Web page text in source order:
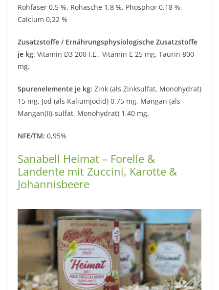
Rohfaser 0,5 %, Rohasche 1,8 %, Phosphor 0,18 %,
Calcium 0,22 %
Zusatzstoffe / Ernährungsphysiologische Zusatzstoffe
je kg: Vitamin D3 200 I.E., Vitamin E 25 mg, Taurin 800
mg.
Spurenelemente je kg: Zink (als Zinksulfat, Monohydrat)
15 mg, Jod (als Kaliumjodid) 0,75 mg, Mangan (als
Mangan(II)-sulfat, Monohydrat) 1,40 mg.
NFE/TM: 0,95%
Sanabell Heimat – Forelle &
Landente mit Zuccini, Karotte &
Johannisbeere